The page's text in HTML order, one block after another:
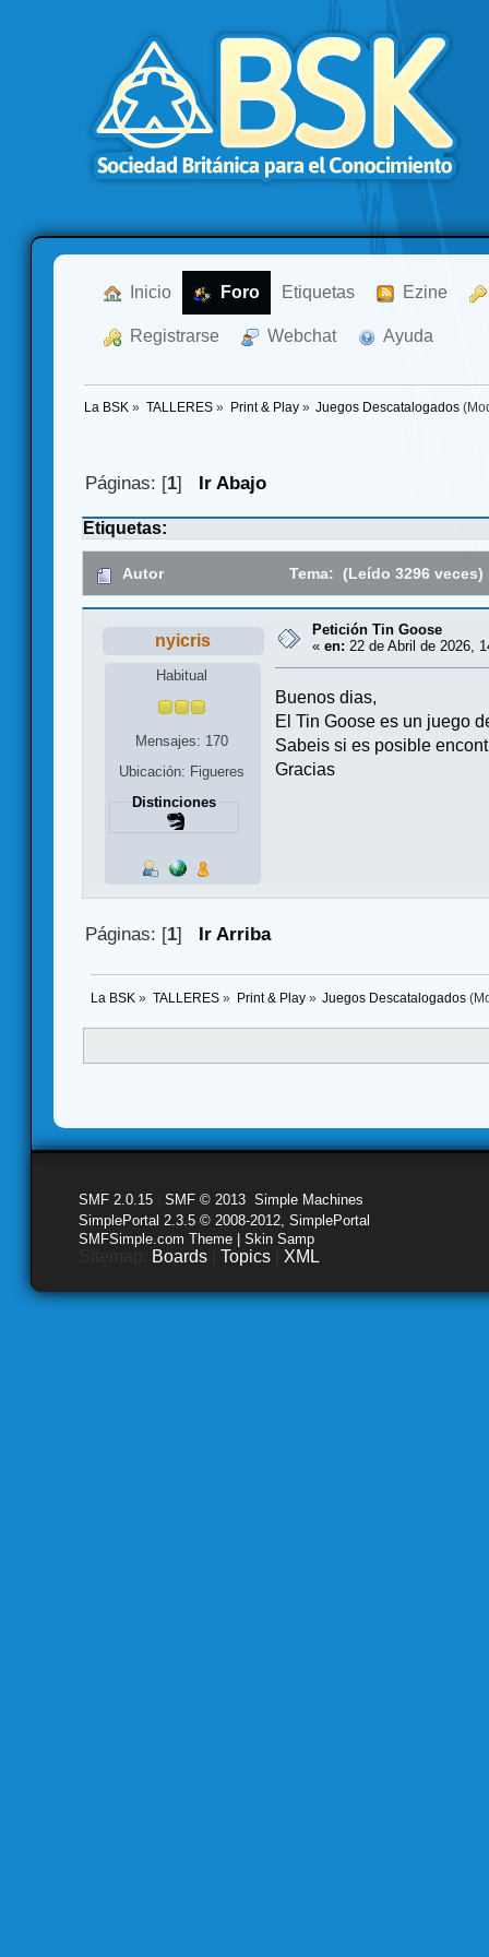
Inicio Foro Etiquetas Ezine
Registrarse Webchat Ayuda
La BSK » TALLERES» Print & Play» Juegos Descatalogados
Páginas: [1] Ir Abajo
Etiquetas:
Autor Tema: (Leído 3296 veces)
nyicris
Habitual
Mensajes: 170
Ubicación: Figueres
Distinciones
Petición Tin Goose
« en: 22 de Abril de 2026,
Buenos dias,
El Tin Goose es un juego
Sabeis si es posible
Gracias
Páginas: [1] Ir Arriba
La BSK » TALLERES» Print & Play» Juegos Descatalogados
SMF 2.0.15 SMF © 2013 Simple Machines
SimplePortal 2.3.5 © 2008-2012, SimplePortal
SMFSimple.com Theme | Skin Samp
Boards Topics XML